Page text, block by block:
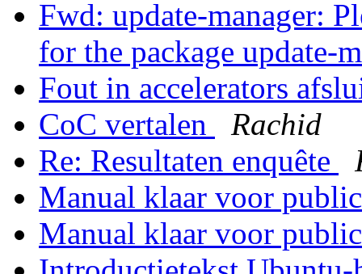
Fwd: update-manager:
for the package update-
Fout in accelerators
CoC vertalen
Rachid
Re: Resultaten enquête
Manual klaar voor
Manual klaar voor